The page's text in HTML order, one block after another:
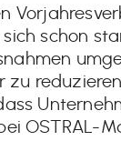
schon
OSTRAL-